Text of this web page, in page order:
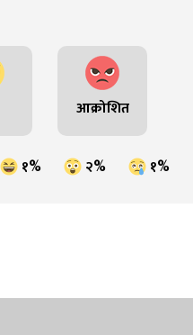
आक्रोशित
१% २% १%